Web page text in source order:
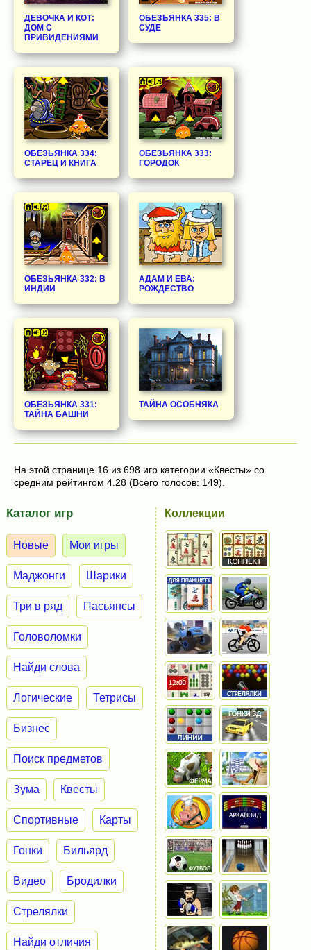
ДЕВОЧКА И КОТ:
ДОМ С
ПРИВИДЕНИЯМИ
ОБЕЗЬЯНКА 335: В
СУДЕ
ОБЕЗЬЯНКА 334:
СТАРЕЦ И КНИГА
ОБЕЗЬЯНКА 333:
ГОРОДОК
ОБЕЗЬЯНКА 332: В
ИНДИИ
АДАМ И ЕВА:
РОЖДЕСТВО
ОБЕЗЬЯНКА 331:
ТАЙНА БАШНИ
ТАЙНА ОСОБНЯКА
На этой странице 16 из 698 игр категории «Квесты» со
средним рейтингом 4.28 (Всего голосов: 149).
Каталог игр
Новые Мои игры
Маджонги Шарики
Три в ряд Пасьянсы
Головоломки
Найди слова
Логические Тетрисы
Бизнес
Поиск предметов
Зума Квесты
Спортивные Карты
Гонки Бильярд
Видео Бродилки
Стрелялки
Найди отличия
Коллекции